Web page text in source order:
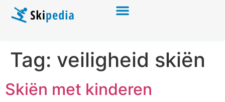
Tag: veiligheid skiën
Skiën met kinderen